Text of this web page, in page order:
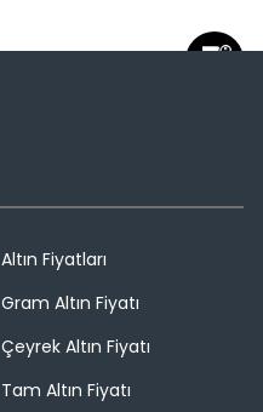
Altın Fiyatları
Gram Altın Fiyatı
Çeyrek Altın Fiyatı
Tam Altın Fiyatı